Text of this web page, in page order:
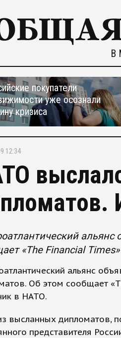
В
покупатели
уже осознали
кризиса
12:34
«The Financial
альянс
Об этом сообщает
в НАТО.
высланных дипломатов,
представителя